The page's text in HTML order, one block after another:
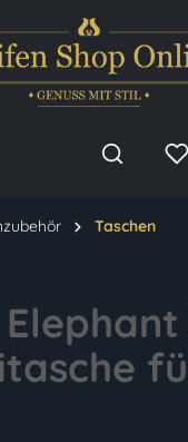
Taschen